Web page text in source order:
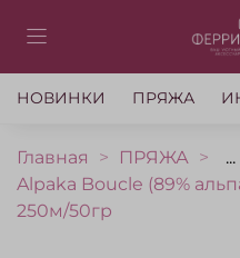
НОВИНКИ ПРЯЖА
Главная ПРЯЖА
...
Alpaka Boucle (89%
250м/50гр